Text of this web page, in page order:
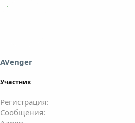
AVenger
Участник
Регистрация
Сообщения